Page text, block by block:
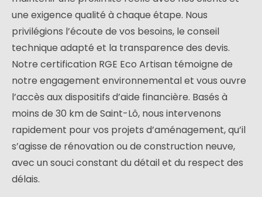
une exigence qualité à chaque étape. Nous
privilégions l’écoute de vos besoins, le conseil
technique adapté et la transparence des devis.
Notre certification RGE Eco Artisan témoigne de
notre engagement environnemental et vous ouvre
l’accès aux dispositifs d’aide financière. Basés à
moins de 30 km de Saint-Lô, nous intervenons
rapidement pour vos projets d’aménagement, qu’il
s’agisse de rénovation ou de construction neuve,
avec un souci constant du détail et du respect des
délais.